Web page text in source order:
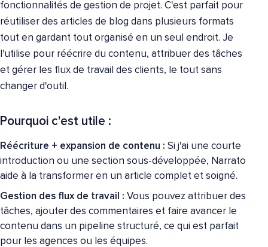
fonctionnalités de gestion de projet. C'est parfait pour
réutiliser des articles de blog dans plusieurs formats
tout en gardant tout organisé en un seul endroit. Je
l'utilise pour réécrire du contenu, attribuer des tâches
et gérer les flux de travail des clients, le tout sans
changer d'outil.
Pourquoi c'est utile :
Réécriture + expansion de contenu : Si j'ai une courte
introduction ou une section sous-développée, Narrato
aide à la transformer en un article complet et soigné.
Gestion des flux de travail : Vous pouvez attribuer des
tâches, ajouter des commentaires et faire avancer le
contenu dans un pipeline structuré, ce qui est parfait
pour les agences ou les équipes.